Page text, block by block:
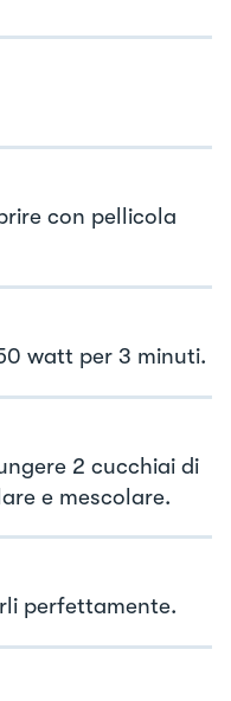
con pellicola
watt per 3 minuti.
2 cucchiai di
e mescolare.
perfettamente.